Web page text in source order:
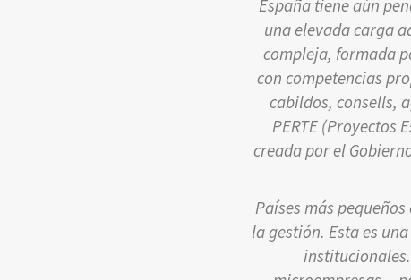
España tiene aún
una elevada carga
compleja, formada
con competencias
cabildos, consells,
PERTE (Proyectos
creada por el
Países más
la gestión. Esta es